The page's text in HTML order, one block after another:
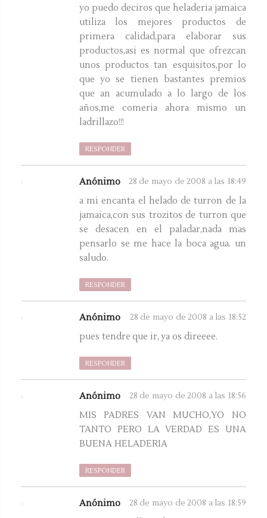
yo puedo deciros que heladeria jamaica
utiliza los mejores productos de
primera calidad,para elaborar sus
productos,asi es normal que ofrezcan
unos productos tan esquisitos,por lo
que yo se tienen bastantes premios
que an acumulado a lo largo de los
años,me comeria ahora mismo un
ladrillazo!!!
RESPONDER
Anónimo 28 de mayo de 2008 a las 18:49
a mi encanta el helado de turron de la
jamaica,con sus trozitos de turron que
se desacen en el paladar,nada mas
pensarlo se me hace la boca agua. un
saludo.
RESPONDER
Anónimo 28 de mayo de 2008 a las 18:52
pues tendre que ir, ya os direeee.
RESPONDER
Anónimo 28 de mayo de 2008 a las 18:56
MIS PADRES VAN MUCHO,YO NO
TANTO PERO LA VERDAD ES UNA
BUENA HELADERIA
RESPONDER
Anónimo 28 de mayo de 2008 a las 18:59